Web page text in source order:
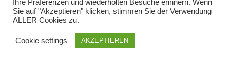
NEWSLETTER
Hestia | Entwickelt von
Ihre Präferenzen und wiederholten Besuche erinnern. Wenn
Sie auf "Akzeptieren" klicken, stimmen Sie der Verwendung
ALLER Cookies zu.
Cookie settings AKZEPTIEREN